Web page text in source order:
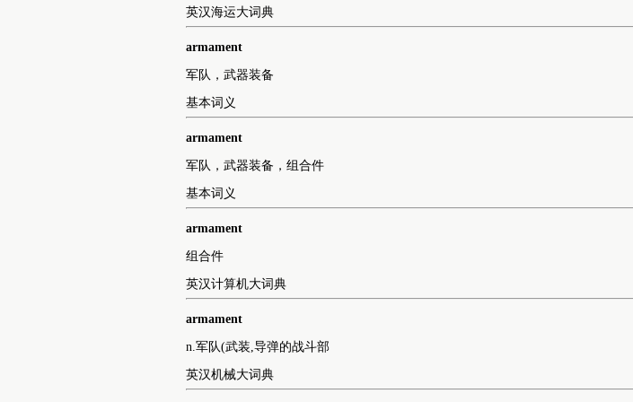
英汉化学大词典
armament
n.军队,武装,导弹的战斗部
英汉海运大词典
armament
军队，武器装备
基本词义
armament
军队，武器装备，组合件
基本词义
armament
组合件
英汉计算机大词典